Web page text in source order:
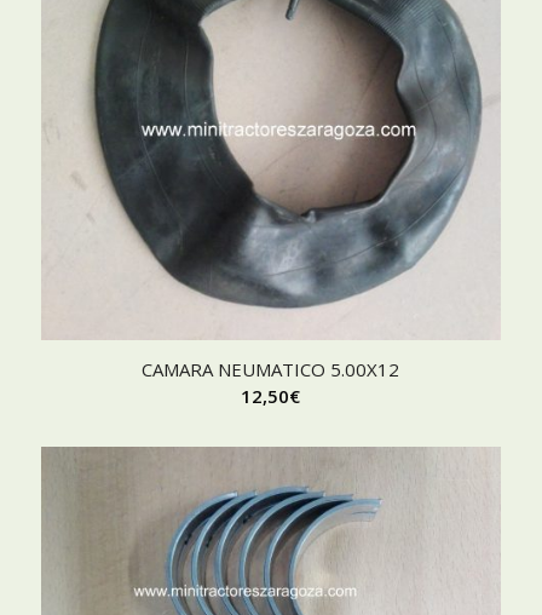
CAMARA NEUMATICO 5.00X12
12,50€